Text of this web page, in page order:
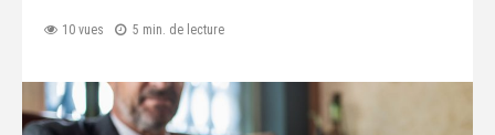
10 vues 5 min. de lecture